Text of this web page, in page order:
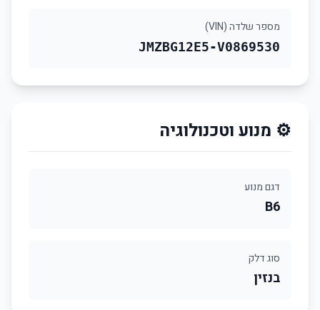
מספר שלדה (VIN)
JMZBG12E5-V0869530
⚙️ מנוע וטכנולוגיה
דגם מנוע
B6
סוג דלק
בנזין